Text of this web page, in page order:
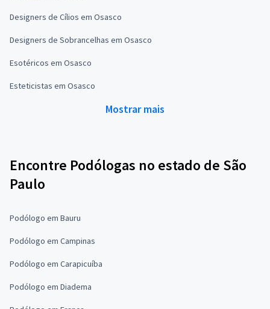
Designers de Cílios em Osasco
Designers de Sobrancelhas em Osasco
Esotéricos em Osasco
Esteticistas em Osasco
Mostrar mais
Encontre Podólogas no estado de São
Paulo
Podólogo em Bauru
Podólogo em Campinas
Podólogo em Carapicuíba
Podólogo em Diadema